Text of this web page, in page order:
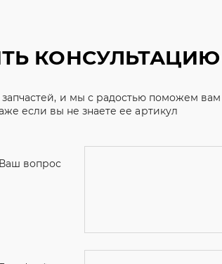
КОНСУЛЬТАЦИЮ
и мы с радостью поможем
если вы не знаете ее артикул
Ваш вопрос